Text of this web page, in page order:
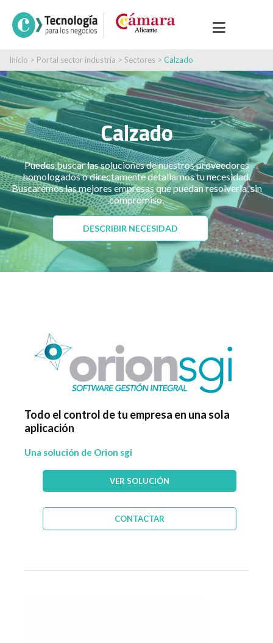
Inicio > Portal sector industria > Sectores > Calzado
Calzado
Puedes buscar las soluciones de nuestros proveedores
homologados o directamente detallarnos tu necesidad.
Buscaremos las mejores empresas que puedan resolverla, sin
compromiso.
DESCRIBIR NECESIDAD
Todo el control de tu empresa en una sola
aplicación
Una solución de Orion sgi
VER SOLUCIÓN
CONTACTAR